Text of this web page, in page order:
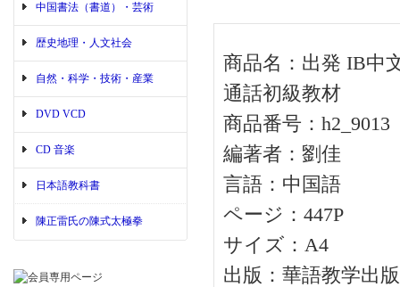
中国書法（書道）・芸術
歴史地理・人文社会
自然・科学・技術・産業
DVD VCD
CD 音楽
日本語教科書
陳正雷氏の陳式太極拳
商品名：出発 IB中
通話初級教材
商品番号：h2_9013
編著者：劉佳
言語：中国語
ページ：447P
サイズ：A4
出版：華語教学出